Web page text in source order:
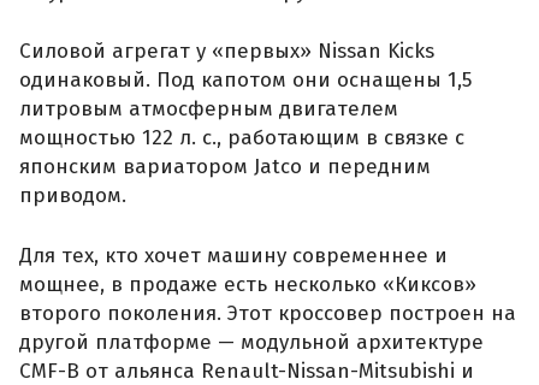
Силовой агрегат у «первых» Nissan Kicks
одинаковый. Под капотом они оснащены 1,5
литровым атмосферным двигателем
мощностью 122 л. с., работающим в связке с
японским вариатором Jatco и передним
приводом.
Для тех, кто хочет машину современнее и
мощнее, в продаже есть несколько «Киксов»
второго поколения. Этот кроссовер построен на
другой платформе — модульной архитектуре
CMF-B от альянса Renault-Nissan-Mitsubishi и